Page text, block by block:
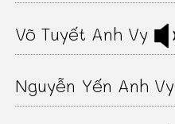
Võ Tuyết Anh Vy
Nguyễn Yến Anh Vy